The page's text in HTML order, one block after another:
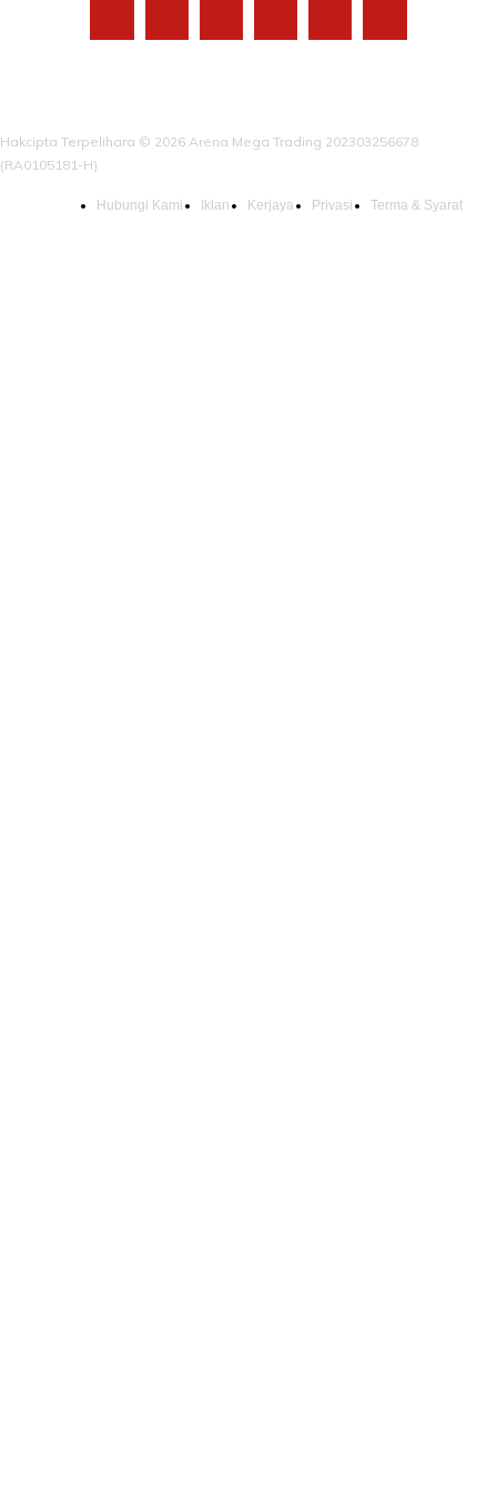
Hakcipta Terpelihara © 2026 Arena Mega Trading 202303256678
(RA0105181-H)
Hubungi Kami Iklan Kerjaya Privasi Terma & Syarat